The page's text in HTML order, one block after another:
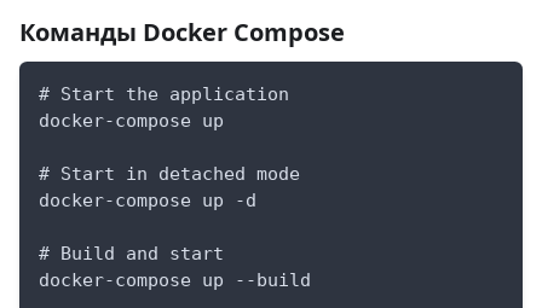
Команды Docker Compose
# Start the application
docker-compose up
# Start in detached mode
docker-compose up -d
# Build and start
docker-compose up --build